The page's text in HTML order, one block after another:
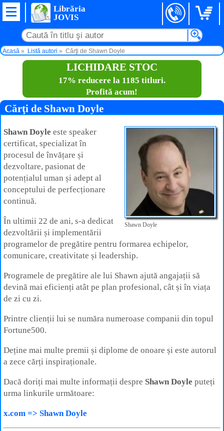
Librăria
JOVIS
Acasă Listă autori Cărţi de Shawn Doyle
LICHIDARE STOC
17% reducere la 1185 titluri.
Profită acum!
Cărţi de Shawn Doyle
Shawn Doyle
Shawn Doyle este speaker
certificat, specializat în
procesul de învățare și
dezvoltare, pasionat de
potențialul uman și adept al
conceptului de perfecționare
continuă.
În ultimii 22 de ani, s-a dedicat
dezvoltării și implementării
programelor de pregătire pentru formarea echipelor,
comunicare, creativitate și leadership.
Programele de pregătire ale lui Shawn ajută angajații să
devină mai eficienți atât pe plan profesional, cât și în viața
de zi cu zi.
Printre clienții lui se număra numeroase companii din topul
Fortune500.
Deține mai multe premii și diplome de onoare și este autorul
a zece cărți inspiraționale.
Dacă doriți mai multe informații despre Shawn Doyle puteți
urma linkurile următoare:
x.com => Shawn Doyle